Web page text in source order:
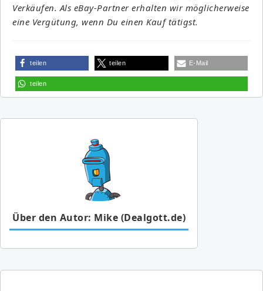
Verkäufen. Als eBay-Partner erhalten wir möglicherweise
eine Vergütung, wenn Du einen Kauf tätigst.
teilen teilen E-Mail
teilen
Über den Autor: Mike (Dealgott.de)